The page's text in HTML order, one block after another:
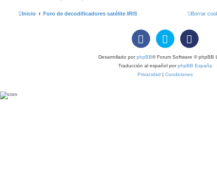
Inicio Foro de decodificadores satélite IRIS Borrar
Desarrollado porphpBB® Forum Software © phpBB
Traducción al español porphpBB España
Privacidad | Condiciones